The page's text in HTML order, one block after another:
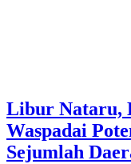
Libur Nataru,
Waspadai
Sejumlah